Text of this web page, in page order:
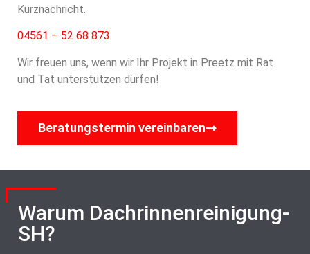
Kurznachricht.
04561 – 52 68 873
Wir freuen uns, wenn wir Ihr Projekt in Preetz mit Rat
und Tat unterstützen dürfen!
Beratungstermin vereinbaren
Warum Dachrinnenreinigung-
SH?